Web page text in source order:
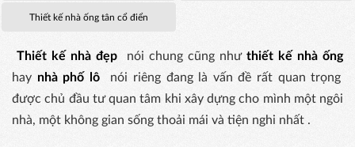
Thiết kế nhà ống tân cổ điển
Thiết kế nhà đẹp nói chung cũng như thiết kế nhà ống
hay nhà phố lônói riêng đang là vấn đề rất quan trọng
được chủ đầu tư quan tâm khi xây dựng cho mình một ngôi
nhà, một không gian sống thoải mái và tiện nghi nhất .